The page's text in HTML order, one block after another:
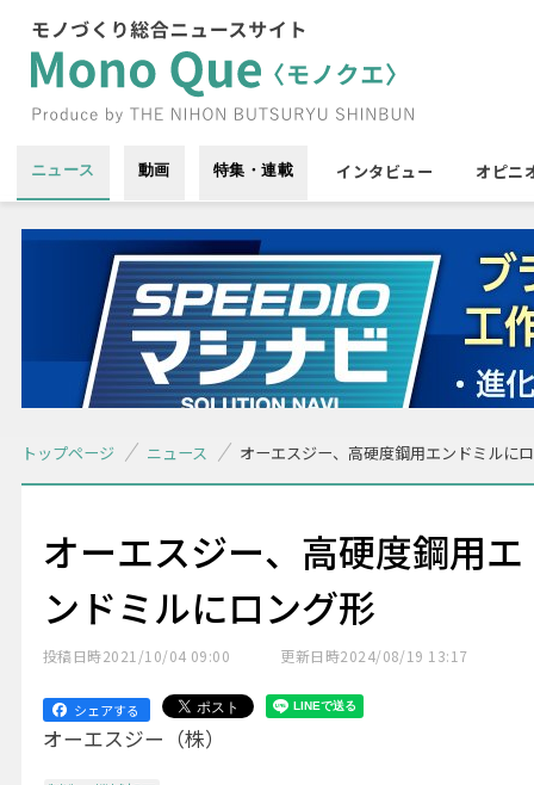
ニュース 動画 特集・連載 インタビュー オピニ
トップページ ニュース オーエスジー、高硬度鋼用エンドミルに
オーエスジー、高硬度鋼用エ
ンドミルにロング形
投稿日時2021/10/04 09:00 更新日時2024/08/19 13:17
シェアする
オーエスジー（株）